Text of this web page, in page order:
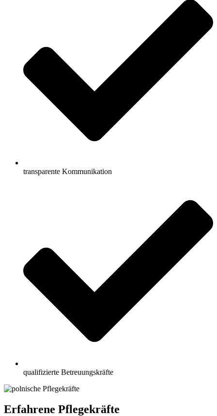
transparente Kommunikation
qualifizierte Betreuungskräfte
Erfahrene Pflegekräfte